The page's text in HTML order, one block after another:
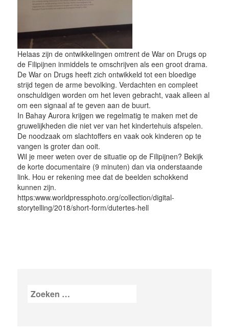
Helaas zijn de ontwikkelingen omtrent de War on Drugs op
de Filipijnen inmiddels te omschrijven als een groot drama.
De War on Drugs heeft zich ontwikkeld tot een bloedige
strijd tegen de arme bevolking. Verdachten en compleet
onschuldigen worden om het leven gebracht, vaak alleen al
om een signaal af te geven aan de buurt.
In Bahay Aurora krijgen we regelmatig te maken met de
gruwelijkheden die niet ver van het kindertehuis afspelen.
De noodzaak om slachtoffers en vaak ook kinderen op te
vangen is groter dan ooit.
Wil je meer weten over de situatie op de Filipijnen? Bekijk
de korte documentaire (9 minuten) dan via onderstaande
link. Hou er rekening mee dat de beelden schokkend
kunnen zijn.
https:www.worldpressphoto.org/collection/digital-
storytelling/2018/short-form/dutertes-hell
Zoeken
naar: